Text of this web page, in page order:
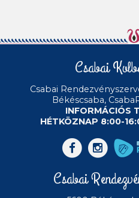
Csabai
Csabai
Békéscsaba,
INFORMÁCIÓS
HÉTKÖZNAP 8:00-
Csabai